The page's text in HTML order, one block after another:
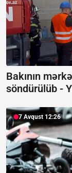
Bakının
söndürülüb -
7 Avqust 12:26